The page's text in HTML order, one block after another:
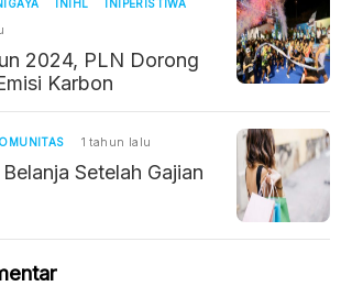
INIHL
INIPERISTIWA
2024, PLN Dorong
Karbon
1 tahun lalu
Setelah Gajian